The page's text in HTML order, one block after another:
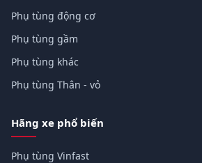
Phụ tùng động cơ
Phụ tùng gầm
Phụ tùng khác
Phụ tùng Thân - vỏ
Hãng xe phổ biến
Phụ tùng Vinfast